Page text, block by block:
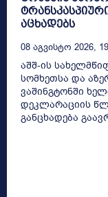
აცხადებს
08 Აგვისტო 2026,
აშშ-ის
სომხეთსა და
ვაშინგტონში
დეკლარაციის
განცხადება